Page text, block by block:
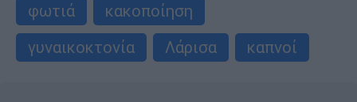
φωτιά
κακοποίηση
γυναικοκτονία
Λάρισα καπνοί